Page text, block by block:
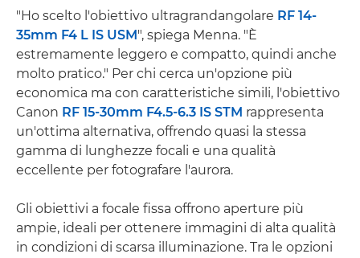
"Ho scelto l'obiettivo ultragrandangolare RF 14-
35mm F4 L IS USM", spiega Menna. "È
estremamente leggero e compatto, quindi anche
molto pratico." Per chi cerca un'opzione più
economica ma con caratteristiche simili, l'obiettivo
Canon RF 15-30mm F4.5-6.3 IS STM rappresenta
un'ottima alternativa, offrendo quasi la stessa
gamma di lunghezze focali e una qualità
eccellente per fotografare l'aurora.
Gli obiettivi a focale fissa offrono aperture più
ampie, ideali per ottenere immagini di alta qualità
in condizioni di scarsa illuminazione. Tra le opzioni